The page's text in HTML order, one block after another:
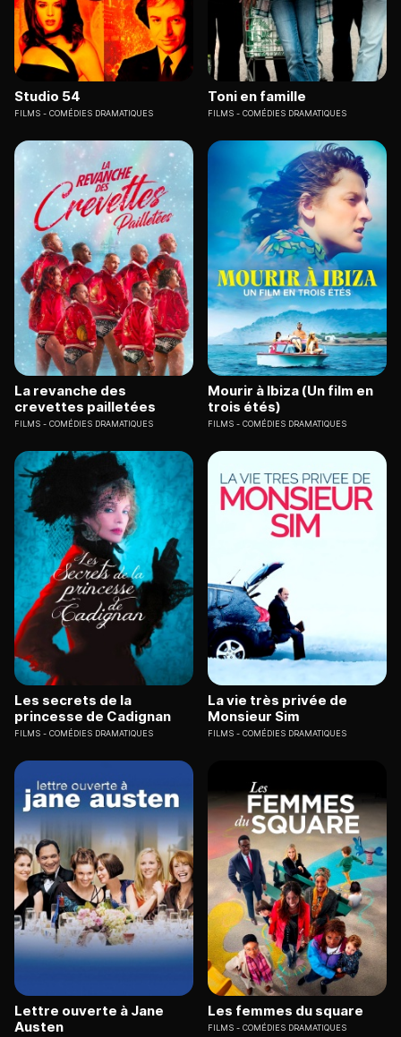
Studio 54
FILMS COMÉDIES DRAMATIQUES
Toni en famille
FILMS COMÉDIES DRAMATIQUES
La revanche des
crevettes pailletées
FILMS COMÉDIES DRAMATIQUES
Mourir à Ibiza (Un film en
trois étés)
FILMS COMÉDIES DRAMATIQUES
Les secrets de la
princesse de Cadignan
FILMS COMÉDIES DRAMATIQUES
La vie très privée de
Monsieur Sim
FILMS COMÉDIES DRAMATIQUES
Lettre ouverte à Jane
Austen
Les femmes du square
FILMS COMÉDIES DRAMATIQUES